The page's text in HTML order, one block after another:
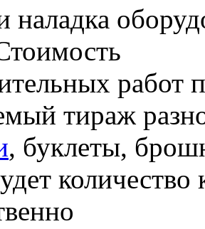
наладка
работ
тираж
, буклеты,